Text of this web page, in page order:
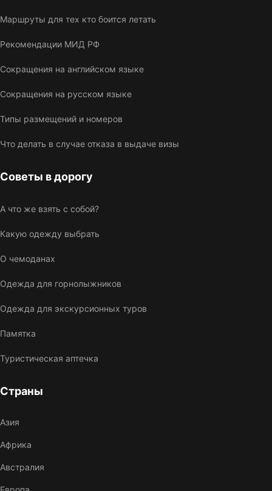
Маршруты для тех кто боится летать
Рекомендации МИД РФ
Сокращения на английском языке
Сокращения на русском языке
Типы размещений и номеров
Что делать в случае отказа в выдаче визы
Советы в дорогу
А что же взять с собой?
Какую одежду выбрать
О чемоданах
Одежда для горнолыжников
Одежда для экскурсионных туров
Памятка
Туристическая аптечка
Страны
Азия
Африка
Австралия